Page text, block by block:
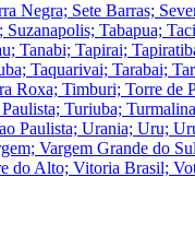
Negra; Sete Barras;
Tabapua;
Tanabi; Tapirai;
Taquarivai; Tarabai;
Roxa; Timburi; Torre de
Turiuba;
Paulista; Urania; Uru;
Vargem Grande do
do Alto; Vitoria Brasil;